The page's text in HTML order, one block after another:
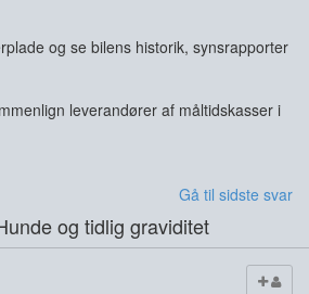
og se bilens historik, synsrapporter
leverandører af måltidskasser i
Gå til sidste svar
og tidlig graviditet